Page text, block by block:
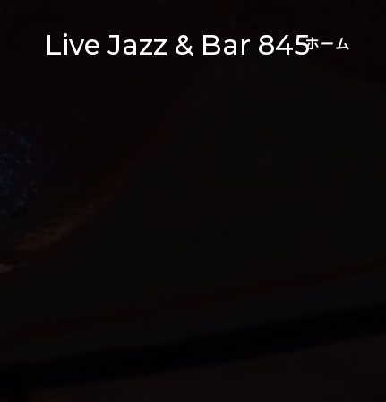
Live Jazz & Bar 845ホーム